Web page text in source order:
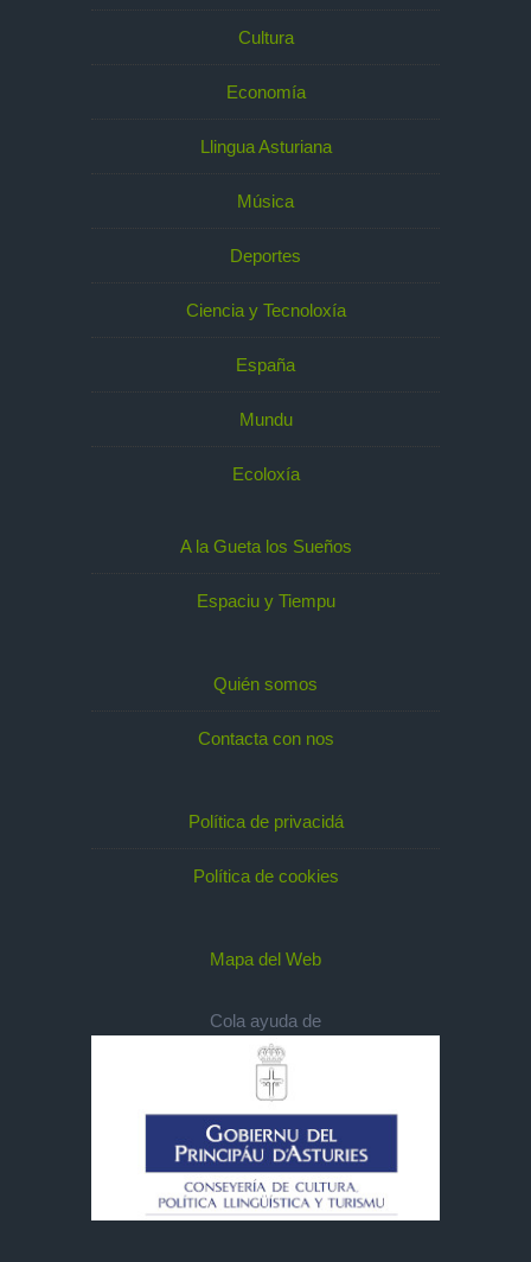
Cultura
Economía
Llingua Asturiana
Música
Deportes
Ciencia y Tecnoloxía
España
Mundu
Ecoloxía
A la Gueta los Sueños
Espaciu y Tiempu
Quién somos
Contacta con nos
Política de privacidá
Política de cookies
Mapa del Web
Cola ayuda de